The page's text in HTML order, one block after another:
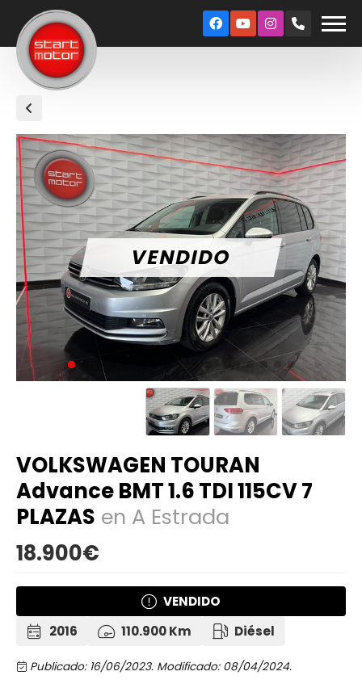
VOLKSWAGEN TOURAN
Advance BMT 1.6 TDI 115CV 7
PLAZAS en A Estrada
18.900€
VENDIDO
2016
110.900 Km Diésel
Publicado: 16/06/2023. Modificado: 08/04/2024.